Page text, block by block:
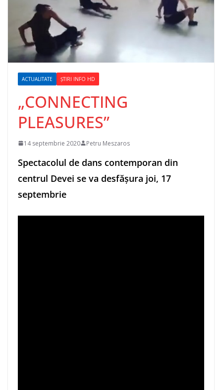
ACTUALITATE ȘTIRI INFO HD
„CONNECTING
PLEASURES”
14 septembrie 2020 Petru Meszaros
Spectacolul de dans contemporan din
centrul Devei se va desfășura joi, 17
septembrie